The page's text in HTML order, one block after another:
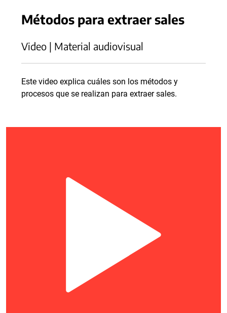
Métodos para extraer sales
Video | Material audiovisual
Este video explica cuáles son los métodos y
procesos que se realizan para extraer sales.